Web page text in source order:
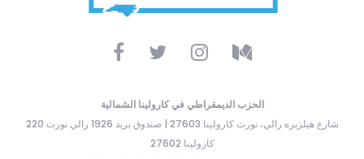
الحزب الديمقراطي في كارولينا الشمالية
220 شارع هيلزبره رالي، نورث كارولينا 27603 | صندوق بريد 1926 رالي نورث
كارولينا 27602